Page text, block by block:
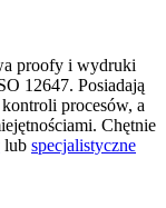
proofy i wydruki
12647. Posiadają
procesów, a
Chętnie
lub specjalistyczne